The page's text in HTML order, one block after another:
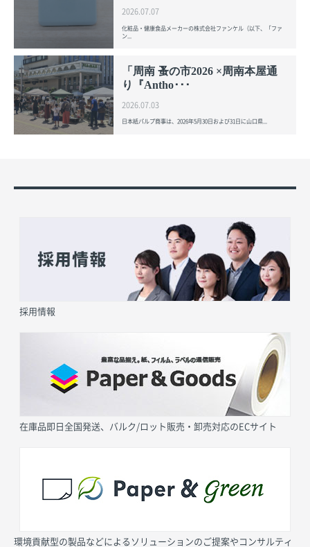
2026.07.07
化粧品・健康食品メーカーの株式会社ファンケル（以下、「ファ
ン...
「周南 蚤の市2026 ×周南本屋通
り『Antho･･･
2026.07.03
日本紙パルプ商事は、2026年5月30日および31日に山口県...
採用情報
在庫品即日全国発送、バルク/ロット販売・卸売対応のECサイト
環境貢献型の製品などによるソリューションのご提案やコンサルティ